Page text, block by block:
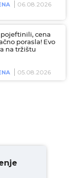
06.08.2026
pojeftinili, cena
porasla! Evo
na tržištu
05.08.2026